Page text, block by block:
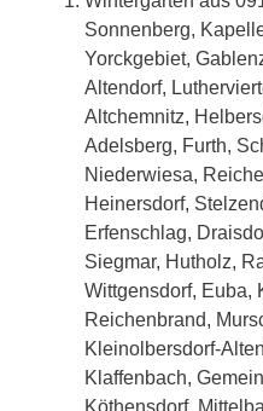
Sonnenberg,
Yorckgebiet,
Altendorf,
Altchemnitz,
Adelsberg, Furth,
Niederwiesa,
Heinersdorf,
Erfenschlag,
Siegmar, Hutholz,
Wittgensdorf, Euba,
Reichenbrand,
Kleinolbersdorf-
Klaffenbach,
Köthensdorf,